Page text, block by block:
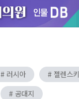
# 러시아
# 젤렌스키
# 공대지